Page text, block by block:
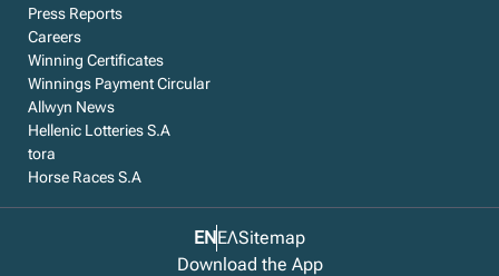
Press Reports
Careers
Winning Certificates
Winnings Payment Circular
Allwyn News
Hellenic Lotteries S.A
tora
Horse Races S.A
ENΕΛSitemap
Download the App